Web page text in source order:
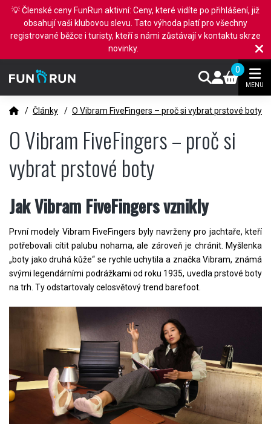
0
MENU
/ Články / O Vibram FiveFingers – proč si vybrat prstové boty
O Vibram FiveFingers – proč si
vybrat prstové boty
Jak Vibram FiveFingers vznikly
První modely Vibram FiveFingers byly navrženy pro jachtaře, kteří
potřebovali cítit palubu nohama, ale zároveň je chránit. Myšlenka
„boty jako druhá kůže“ se rychle uchytila a značka Vibram, známá
svými legendárními podrážkami od roku 1935, uvedla prstové boty
na trh. Ty odstartovaly celosvětový trend barefoot.
💡 Členské ceny FunRun aktivní: Ceny, které vidíte po přihlášení, již
obsahují vaši klubovou slevu. Tato výhoda platí pro všechny
registrované běžce i turisty, kteří s námi zůstávají v kontaktu skrze
novinky.